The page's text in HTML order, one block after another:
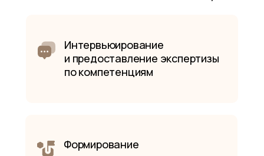
Интервьюирование
и предоставление экспертизы
по компетенциям
Формирование